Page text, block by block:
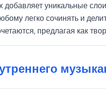
уникальные
легко сочинять и
предлагая как